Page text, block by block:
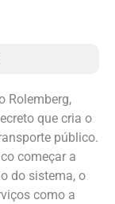
Rolemberg,
que cria o
público.
começar a
do sistema, o
como a